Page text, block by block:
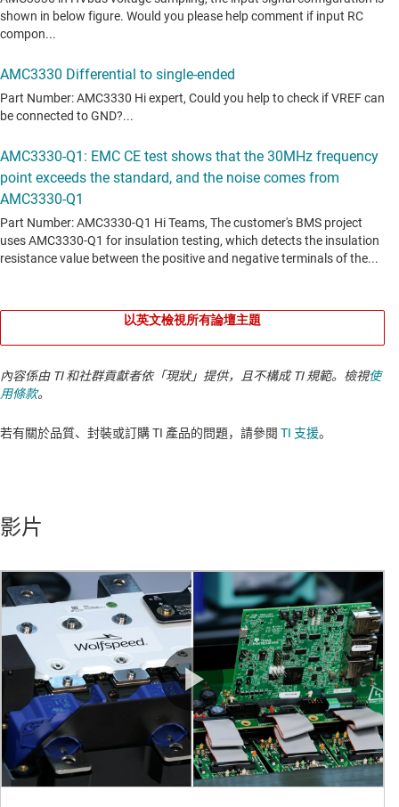
以英文檢視所有論壇主題
內容係由 TI 和社群貢獻者依「現狀」提供，且不構成 TI 規範。檢視使
用條款。
若有關於品質、封裝或訂購 TI 產品的問題，請參閱 TI 支援。​​​​​​​​​​​​​​
影片